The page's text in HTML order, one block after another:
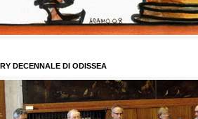
DECENNALE DI ODISSEA